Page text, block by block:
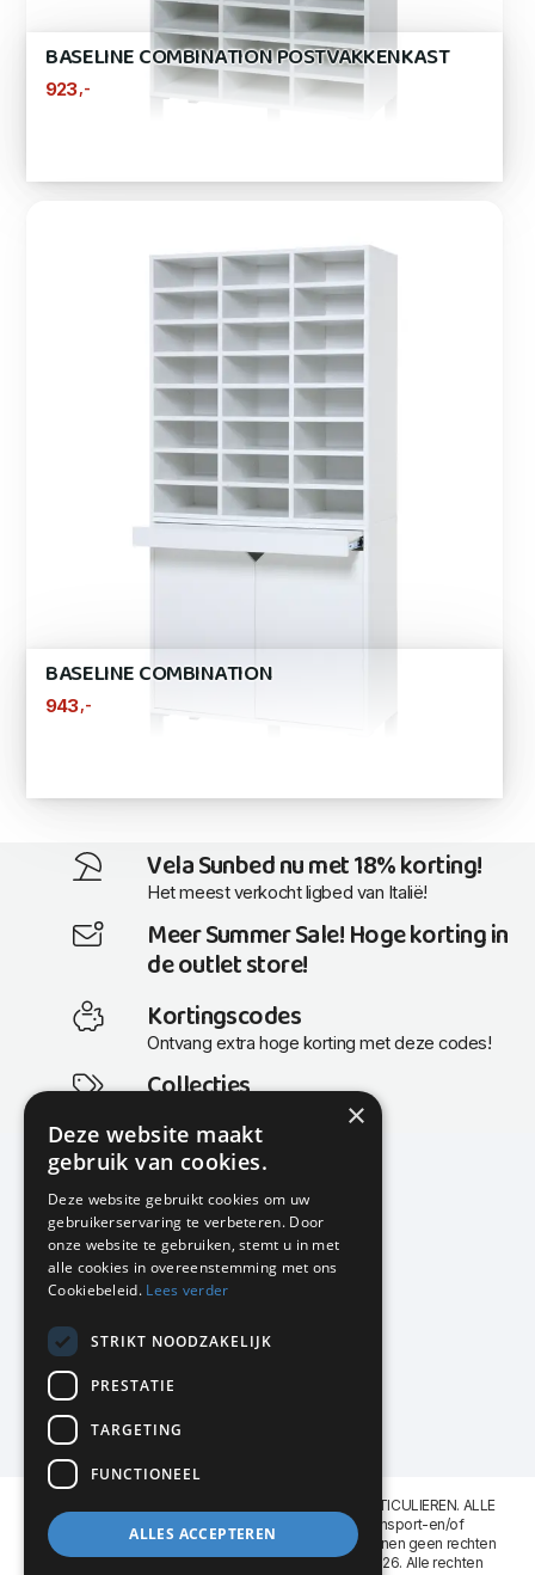
BASELINE COMBINATION POSTVAKKENKAST
923 ,-
BASELINE COMBINATION
943 ,-
Vela Sunbed nu met 18% korting!
Het meest verkocht ligbed van Italië!
Meer Summer Sale! Hoge korting in
de outlet store!
Kortingscodes
Ontvang extra hoge korting met deze codes!
Collecties
Actuele en populaire collecties
KMP Kantoormeubilair
Airport Business Park
Frankfurtstraat 29-31
1175 RH Lijnden
020-617 01 26
info@kmpkantoormeubilair.nl
Facebook
Instagram
KMP Kantoormeubilair levert aan BEDRIJVEN en PARTICULIEREN. ALLE
GENOEMDE PRIJZEN ZIJN EXCL. 21% B.T.W. Transport-en/of
Montagekosten op aanvraag. Aan deze website kunnen geen rechten
worden ontleend. KMP Kantoormeubilair VOF © 2026. Alle rechten
×
Deze website maakt
gebruik van cookies.
Deze website gebruikt cookies om uw
gebruikerservaring te verbeteren. Door
onze website te gebruiken, stemt u in met
alle cookies in overeenstemming met ons
Cookiebeleid. Lees verder
STRIKT NOODZAKELIJK
PRESTATIE
TARGETING
FUNCTIONEEL
ALLES ACCEPTEREN